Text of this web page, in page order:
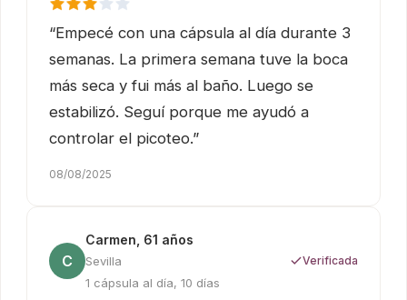
“Empecé con una cápsula al día durante 3
semanas. La primera semana tuve la boca
más seca y fui más al baño. Luego se
estabilizó. Seguí porque me ayudó a
controlar el picoteo.”
08/08/2025
C
Carmen, 61 años
Sevilla
1 cápsula al día, 10 días
Verificada